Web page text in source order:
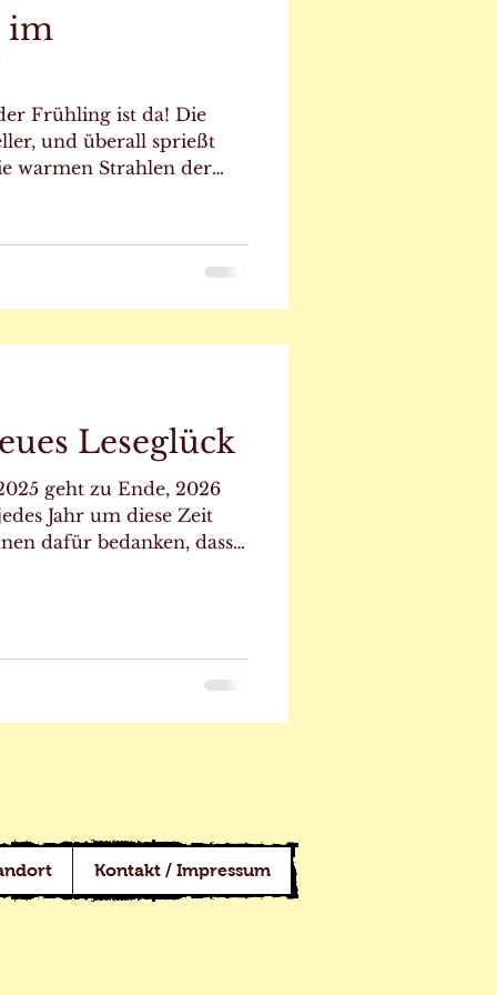
im
Frühling ist da! Die
und überall sprießt
warmen Strahlen der
Jahreszeiten darf
Sofa oder ins Bett geht
Leseglück
geht zu Ende, 2026
Jahr um diese Zeit
dafür bedanken, dass
fast täglich Besuch
andere schauen
Kontakt / Impressum